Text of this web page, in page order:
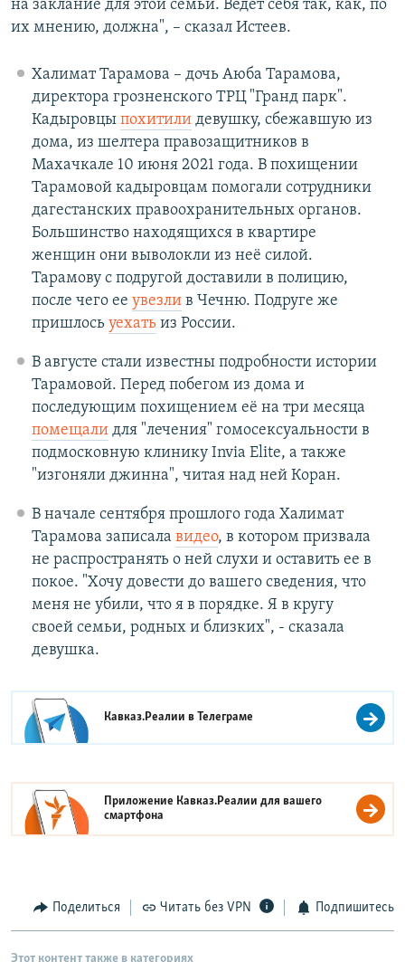
на заклание для этой семьи. Ведет себя так, как, по
их мнению, должна", – сказал Истеев.
Халимат Тарамова – дочь Аюба Тарамова,
директора грозненского ТРЦ "Гранд парк".
Кадыровцы похитилидевушку, сбежавшую из
дома, из шелтера правозащитников в
Махачкале 10 июня 2021 года. В похищении
Тарамовой кадыровцам помогали сотрудники
дагестанских правоохранительных органов.
Большинство находящихся в квартире
женщин они выволокли из неё силой.
Тарамову с подругой доставили в полицию,
после чего ее увезлив Чечню. Подруге же
пришлось уехатьиз России.
В августе стали известны подробности истории
Тарамовой. Перед побегом из дома и
последующим похищением её на три месяца
помещалидля "лечения" гомосексуальности в
подмосковную клинику Invia Elite, а также
"изгоняли джинна", читая над ней Коран.
В начале сентября прошлого года Халимат
Тарамова записала видео, в котором призвала
не распространять о ней слухи и оставить ее в
покое. "Хочу довести до вашего сведения, что
меня не убили, что я в порядке. Я в кругу
своей семьи, родных и близких", - сказала
девушка.
Кавказ.Реалии вТелеграме
Приложение Кавказ.Реалии для вашего
смартфона
Поделиться Читать без VPN Подпишитесь
Этот контент также в категориях